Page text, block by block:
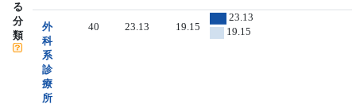
る
分
類
外
科
系
診
療
所
40 23.13 19.15
23.13
19.15